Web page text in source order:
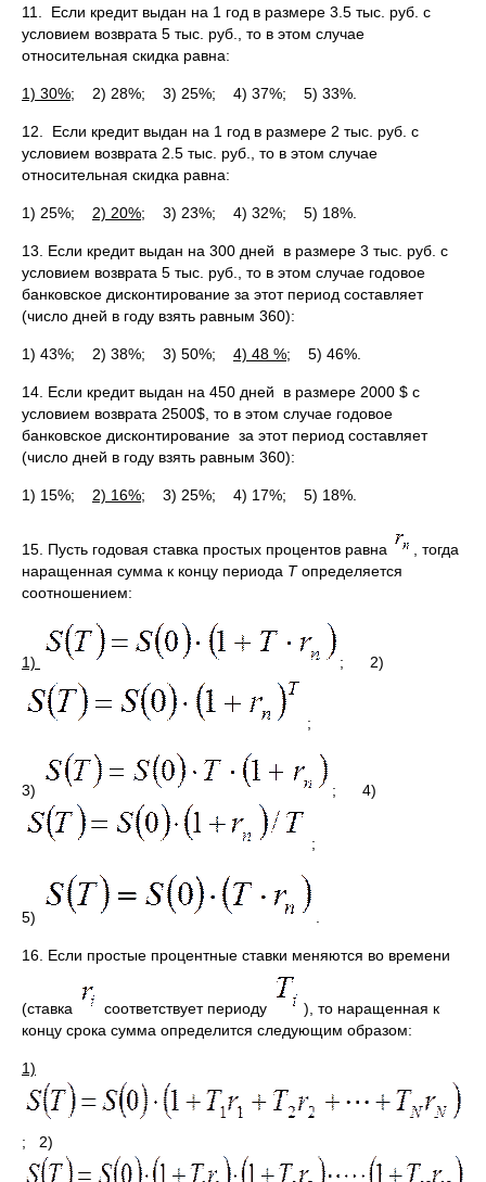
11. Если кредит выдан на 1 год в размере 3.5 тыс. руб. с
условием возврата 5 тыс. руб., то в этом случае
относительная скидка равна:
1) 30%; 2) 28%; 3) 25%; 4) 37%; 5) 33%.
12. Если кредит выдан на 1 год в размере 2 тыс. руб. с
условием возврата 2.5 тыс. руб., то в этом случае
относительная скидка равна:
1) 25%; 2) 20%; 3) 23%; 4) 32%; 5) 18%.
13. Если кредит выдан на 300 дней в размере 3 тыс. руб. с
условием возврата 5 тыс. руб., то в этом случае годовое
банковское дисконтирование за этот период составляет
(число дней в году взять равным 360):
1) 43%; 2) 38%; 3) 50%; 4) 48 %; 5) 46%.
14. Если кредит выдан на 450 дней в размере 2000 $ с
условием возврата 2500$, то в этом случае годовое
банковское дисконтирование за этот период составляет
(число дней в году взять равным 360):
1) 15%; 2) 16%; 3) 25%; 4) 17%; 5) 18%.
15. Пусть годовая ставка простых процентов равна
, тогда
наращенная сумма к концу периода Топределяется
соотношением:
1) ; 2)
;
3) ; 4)
;
5)
16. Если простые процентные ставки меняются во времени
(ставка соответствует периоду
), то наращенная к
концу срока сумма определится следующим образом:
1)
; 2)